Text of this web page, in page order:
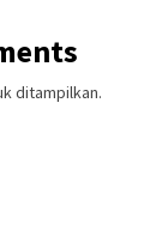
ditampilkan.